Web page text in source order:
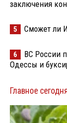
заключения
5 Сможет ли
6
ВС России
Одессы и
Главное